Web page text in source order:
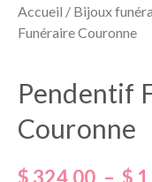
Accueil / Bijoux
Funéraire Couronne
Pendentif
Couronne
$ 324.00 – $